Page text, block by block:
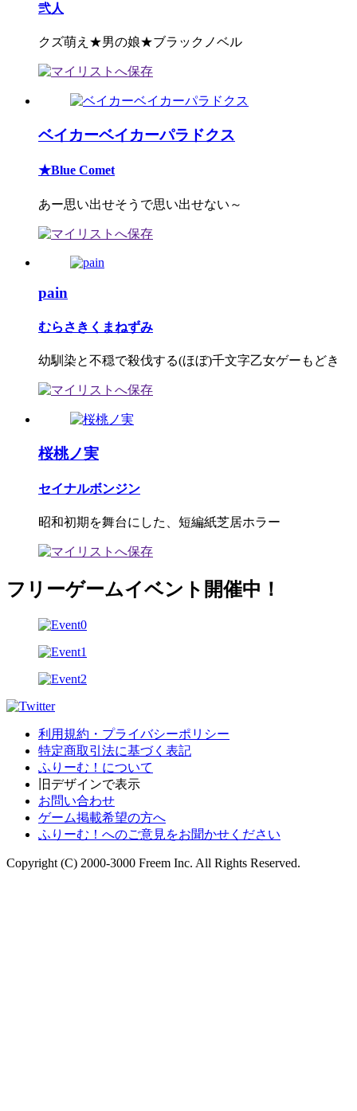
弐人
クズ萌え★男の娘★ブラックノベル
ベイカーベイカーパラドクス
★Blue Comet
あー思い出せそうで思い出せない～
pain
むらさきくまねずみ
幼馴染と不穏で殺伐する(ほぼ)千文字乙女ゲーもどき
桜桃ノ実
セイナルボンジン
昭和初期を舞台にした、短編紙芝居ホラー
フリーゲームイベント開催中！
利用規約・プライバシーポリシー
特定商取引法に基づく表記
ふりーむ！について
旧デザインで表示
お問い合わせ
ゲーム掲載希望の方へ
ふりーむ！へのご意見をお聞かせください
Copyright (C) 2000-3000 Freem Inc. All Rights Reserved.